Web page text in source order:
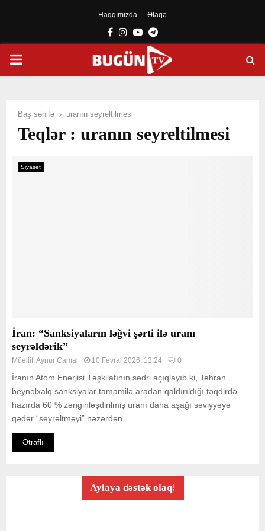
Haqqımızda Əlaqə
Facebook
Instagram
YoutubeTelegram
PRIMARY
Baş səhifə uranın seyreltilmesi
Teqlər : uranın seyreltilmesi
Siyasət
İran: “Sanksiyaların ləğvi şərti ilə uranı
seyrəldərik”
Müəllif:Aynur Camal 10 Fevral 2026, 13:24 0
İranın Atom Enerjisi Təşkilatının sədri açıqlayıb ki, Tehran
beynəlxalq sanksiyalar tamamilə aradan qaldırıldığı təqdirdə
hazırda 60 % zənginləşdirilmiş uranı daha aşağı səviyyəyə
qədər “seyrəltməyi” nəzərdən...
Ətraflı
Aylaya dəstək olaq!